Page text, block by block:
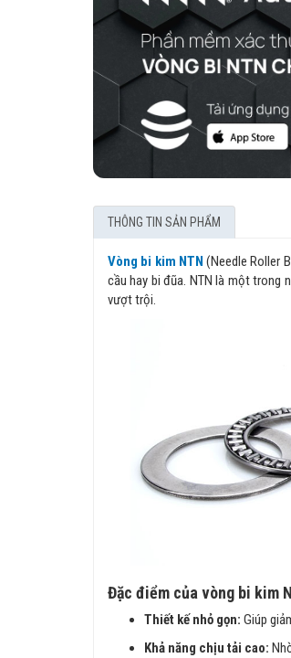
THÔNG TIN SẢN PHẨM
Vòng bi kim NTN (Needle Roller
cầu hay bi đũa. NTN là một trong
vượt trội.
Đặc điểm của vòng bi kim
Thiết kế nhỏ gọn: Giúp
Khả năng chịu tải cao: